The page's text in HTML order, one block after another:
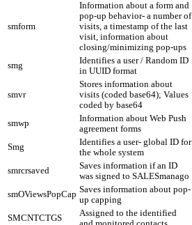
smform
Information about a form and
pop-up behavior- a number of
visits, a timestamp of the last
visit, information about
closing/minimizing pop-ups
smg
Identifies a user / Random ID
in UUID format
smvr
Stores information about
visits (coded base64); Values
coded by base64
smwp
Information about Web Push
agreement forms
Smg
Identifies a user- global ID for
the whole system
smrcrsaved
Saves information if an ID
was signed to SALESmanago
smOViewsPopCap Saves information about pop-
up capping
SMCNTCTGS
Assigned to the identified